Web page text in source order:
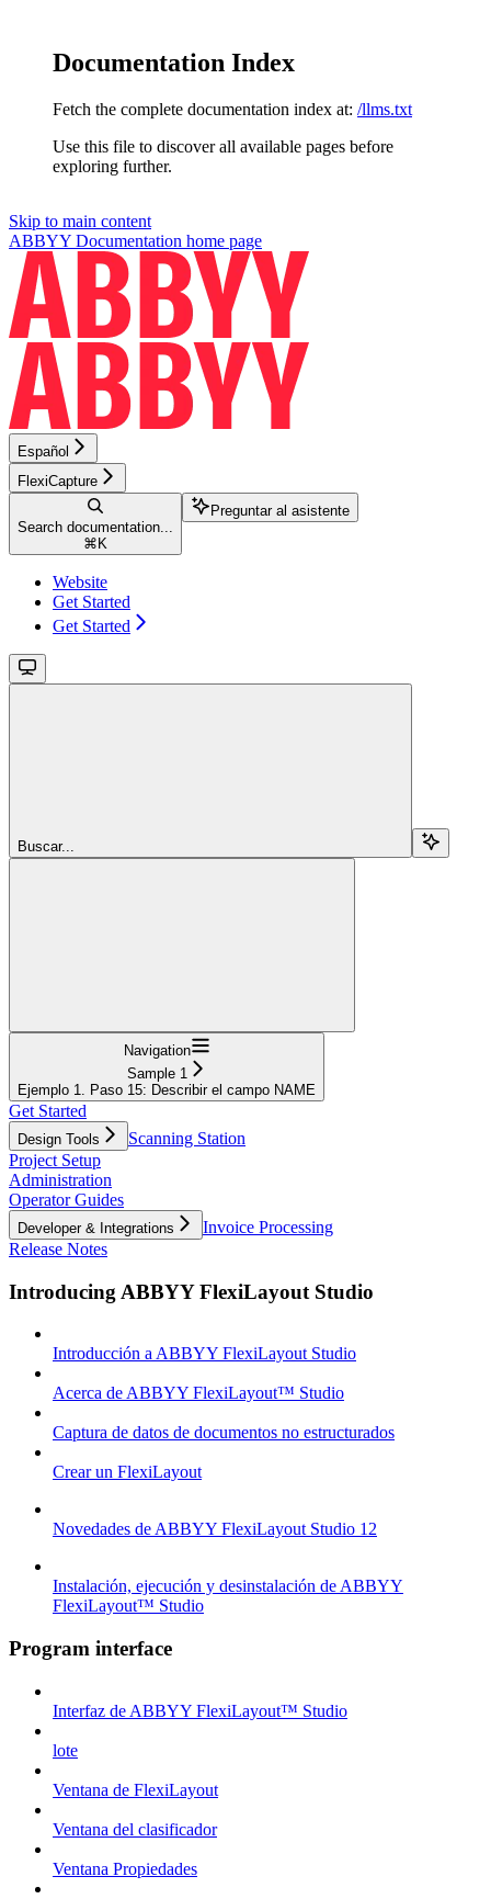
Documentation Index
Fetch the complete documentation index at: /llms.txt
Use this file to discover all available pages before
exploring further.
Skip to main content
ABBYY Documentation home page
Español
FlexiCapture
Search documentation...
⌘ K
Preguntar al asistente
Website
Get Started
Get Started
Buscar...
Navigation
Sample 1
Ejemplo 1. Paso 15: Describir el campo NAME
Get Started
Design Tools
Scanning Station
Project Setup
Administration
Operator Guides
Developer & Integrations
Invoice Processing
Release Notes
Introducing ABBYY FlexiLayout Studio
Introducción a ABBYY FlexiLayout Studio
Acerca de ABBYY FlexiLayout™ Studio
Captura de datos de documentos no estructurados
Crear un FlexiLayout
Novedades de ABBYY FlexiLayout Studio 12
Instalación, ejecución y desinstalación de ABBYY
FlexiLayout™ Studio
Program interface
Interfaz de ABBYY FlexiLayout™ Studio
lote
Ventana de FlexiLayout
Ventana del clasificador
Ventana Propiedades